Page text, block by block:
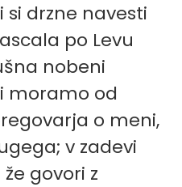
si drzne navesti
po Levu
nobeni
moramo od
o meni,
v zadevi
govori z